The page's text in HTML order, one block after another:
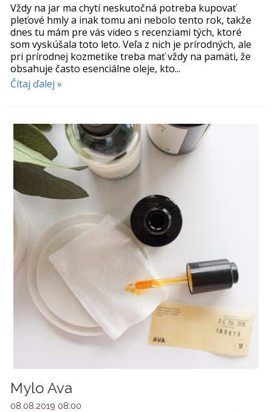
Vždy na jar ma chytí neskutočná potreba kupovať
pleťové hmly a inak tomu ani nebolo tento rok, takže
dnes tu mám pre vás video s recenziami tých, ktoré
som vyskúšala toto leto. Veľa z nich je prírodných, ale
pri prírodnej kozmetike treba mať vždy na pamäti, že
obsahuje často esenciálne oleje, kto...
Čítaj ďalej »
Mylo Ava
08.08.2019 08:00